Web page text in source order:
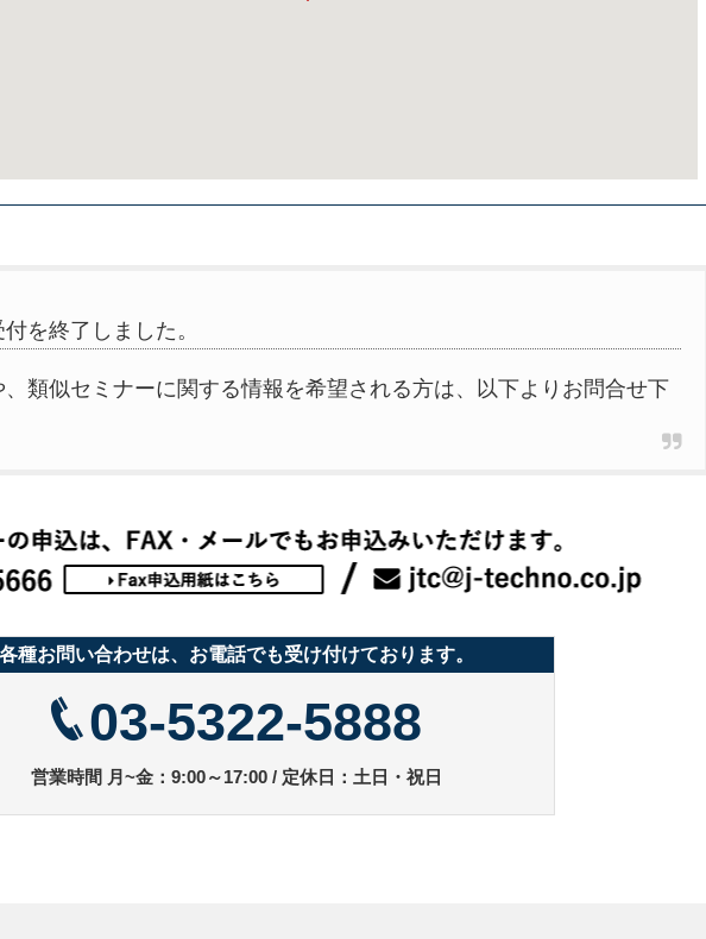
を終了しました。
類似セミナーに関する情報を希望される方は、以下よりお問合せ下
各種お問い合わせは、お電話でも受け付けております。
03-5322-5888
営業時間 月~金：9:00～17:00 / 定休日：土日・祝日